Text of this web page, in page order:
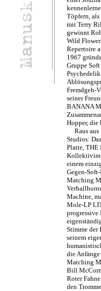
Töpfern, als
mit Terry
gewinnt
Wild
Repertoire
1967
Gruppe
Fremdgeh-
seiner
BANANA
Hopper, die
Raus aus
Studios:
Platte, THE
einem
Gegen-
Matching
Machine,
Mole-LP
Stimme der
seinem
die
Matching
Bill
Roter
den